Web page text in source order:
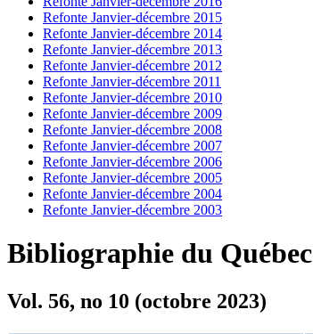
Refonte Janvier-décembre 2015
Refonte Janvier-décembre 2014
Refonte Janvier-décembre 2013
Refonte Janvier-décembre 2012
Refonte Janvier-décembre 2011
Refonte Janvier-décembre 2010
Refonte Janvier-décembre 2009
Refonte Janvier-décembre 2008
Refonte Janvier-décembre 2007
Refonte Janvier-décembre 2006
Refonte Janvier-décembre 2005
Refonte Janvier-décembre 2004
Refonte Janvier-décembre 2003
Bibliographie du Québec
Vol. 56, no 10 (octobre 2023)